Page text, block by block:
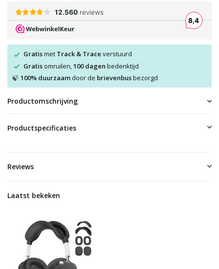
Gratismet Track & Trace verstuurd
Gratisomruilen, 100 dagen bedenktijd
🍃 100% duurzaamdoor de brievenbusbezorgd
Productomschrijving
Productspecificaties
Reviews
Laatst bekeken